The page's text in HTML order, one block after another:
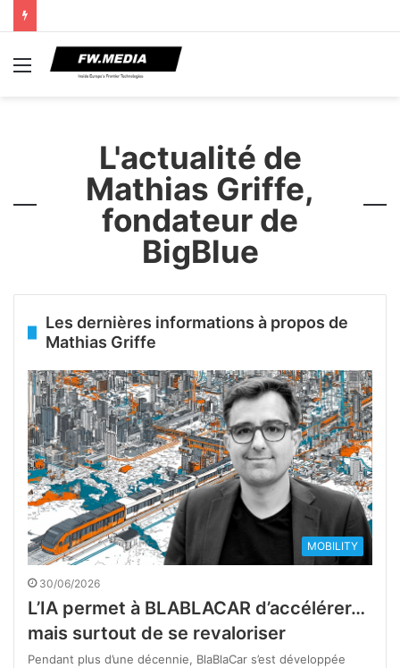
Menu
L'actualité de
Mathias Griffe,
fondateur de
BigBlue
Les dernières informations à propos de
Mathias Griffe
MOBILITY
30/06/2026
L’IA permet à BLABLACAR d’accélérer…
mais surtout de se revaloriser
Pendant plus d’une décennie, BlaBlaCar s’est développée